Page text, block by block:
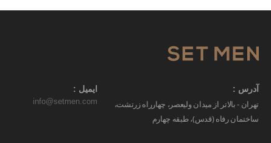
آدرس :
تهران - بالاتر از میدان ولیعصر، چهارراه زرتشت،
ساختمان رفاه (قدس)، طبقه چهارم
ایمیل :
info@setmen.com